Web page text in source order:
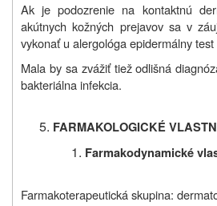
Ak je podozrenie na kontaktnú
akútnych kožných prejavov sa v
vykonať u alergológa epidermálny
Mala by sa zvážiť tiež odlišná
bakteriálna infekcia.
FARMAKOLOGICKÉ
Farmakodynamické
Farmakoterapeutická skupina: